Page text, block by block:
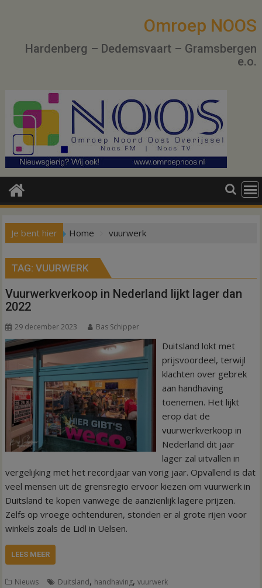
Omroep NOOS
Hardenberg – Dedemsvaart – Gramsbergen
e.o.
Je bent hier Home vuurwerk
TAG:VUURWERK
Vuurwerkverkoop in Nederland lijkt lager dan
2022
29 december 2023 Bas Schipper
Duitsland lokt met
prijsvoordeel, terwijl
klachten over gebrek
aan handhaving
toenemen. Het lijkt
erop dat de
vuurwerkverkoop in
Nederland dit jaar
lager zal uitvallen in
vergelijking met het recordjaar van vorig jaar. Opvallend is dat
veel mensen uit de grensregio ervoor kiezen om vuurwerk in
Duitsland te kopen vanwege de aanzienlijk lagere prijzen.
Zelfs op vroege ochtenduren, stonden er al grote rijen voor
winkels zoals de Lidl in Uelsen.
LEES MEER
Nieuws Duitsland, handhaving,vuurwerk